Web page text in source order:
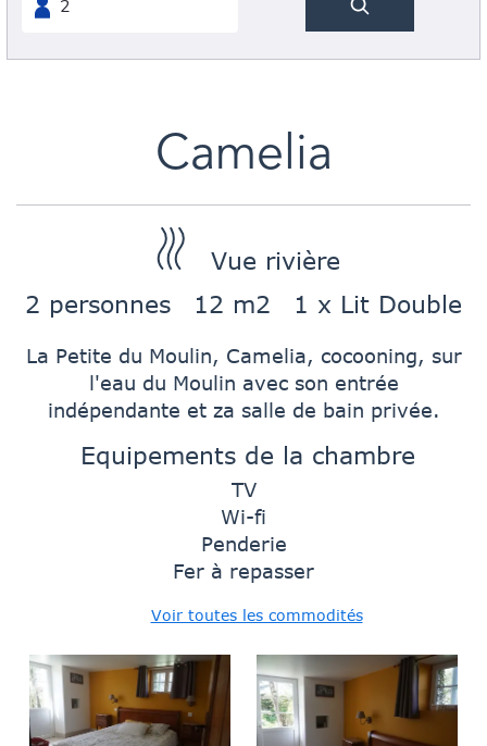
Camelia
Vue rivière
2 personnes
12 m2 1 x Lit Double
La Petite du Moulin, Camelia, cocooning, sur
l'eau du Moulin avec son entrée
indépendante et za salle de bain privée.
Equipements de la chambre
TV
Wi-fi
Penderie
Fer à repasser
Voir toutes les commodités